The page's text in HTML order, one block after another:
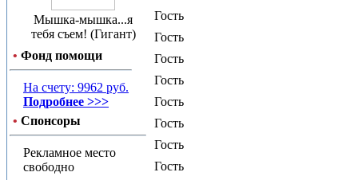
Мышка-мышка...я
тебя съем! (Гигант)
• Фонд помощи
На счету: 9962 руб.
Подробнее >>>
• Спонсоры
Рекламное место
свободно
Гость
Гость
Гость
Гость
Гость
Гость
Гость
Гость